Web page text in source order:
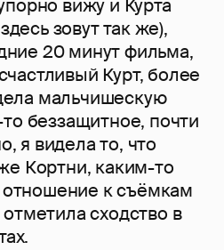
вижу и Курта
зовут так же),
20 минут фильма,
Курт, более
мальчишескую
беззащитное, почти
я видела то, что
Кортни, каким-то
к съёмкам
сходство в